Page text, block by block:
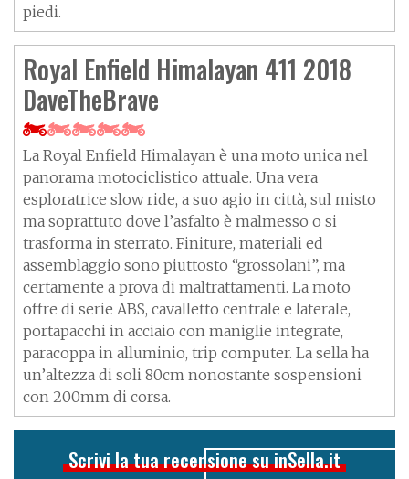
piedi.
Royal Enfield Himalayan 411 2018
DaveTheBrave
La Royal Enfield Himalayan è una moto unica nel
panorama motociclistico attuale. Una vera
esploratrice slow ride, a suo agio in città, sul misto
ma soprattuto dove l’asfalto è malmesso o si
trasforma in sterrato. Finiture, materiali ed
assemblaggio sono piuttosto “grossolani”, ma
certamente a prova di maltrattamenti. La moto
offre di serie ABS, cavalletto centrale e laterale,
portapacchi in acciaio con maniglie integrate,
paracoppa in alluminio, trip computer. La sella ha
un’altezza di soli 80cm nonostante sospensioni
con 200mm di corsa.
Scrivi la tua recensione su inSella.it